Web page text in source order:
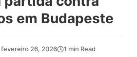
em Budapeste
fevereiro 26, 2026 1 min Read